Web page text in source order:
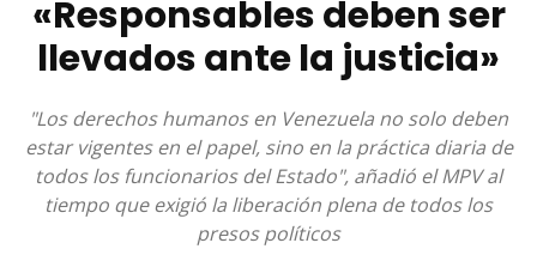
«Responsables deben ser
llevados ante la justicia»
"Los derechos humanos en Venezuela no solo deben
estar vigentes en el papel, sino en la práctica diaria de
todos los funcionarios del Estado", añadió el MPV al
tiempo que exigió la liberación plena de todos los
presos políticos